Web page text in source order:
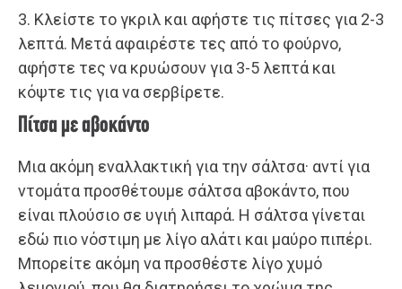
3. Κλείστε το γκριλ και αφήστε τις πίτσες για 2-3
λεπτά. Μετά αφαιρέστε τες από το φούρνο,
αφήστε τες να κρυώσουν για 3-5 λεπτά και
κόψτε τις για να σερβίρετε.
Πίτσα με αβοκάντο
Μια ακόμη εναλλακτική για την σάλτσα· αντί για
ντομάτα προσθέτουμε σάλτσα αβοκάντο, που
είναι πλούσιο σε υγιή λιπαρά. Η σάλτσα γίνεται
εδώ πιο νόστιμη με λίγο αλάτι και μαύρο πιπέρι.
Μπορείτε ακόμη να προσθέστε λίγο χυμό